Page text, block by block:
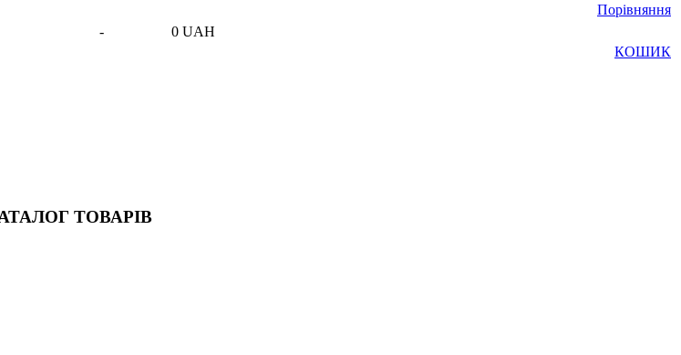
Порівняння
-
0 UAH
КОШИК
ТОВАРІВ